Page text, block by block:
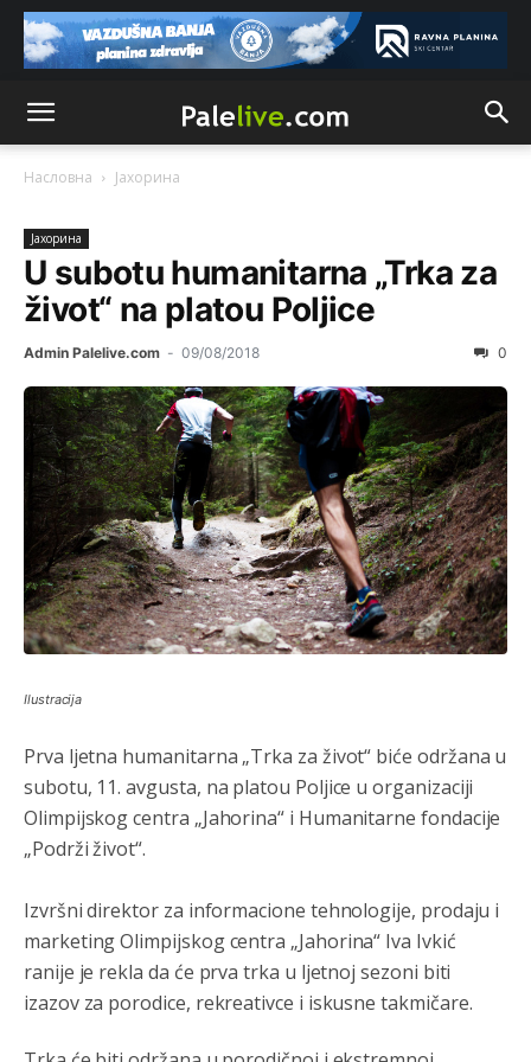
Насловна Јахорина
Јахорина
U subotu humanitarna „Trka za
život“ na platou Poljice
Admin Palelive.com - 09/08/2018 0
Ilustracija
Prva ljetna humanitarna „Trka za život“ biće održana u
subotu, 11. avgusta, na platou Poljice u organizaciji
Olimpijskog centra „Jahorina“ i Humanitarne fondacije
„Podrži život“.
Izvršni direktor za informacione tehnologije, prodaju i
marketing Olimpijskog centra „Jahorina“ Iva Ivkić
ranije je rekla da će prva trka u ljetnoj sezoni biti
izazov za porodice, rekreativce i iskusne takmičare.
Анонимно2810587 8/7/2026 11:21
O kako su cudni lvi ljudi,uzeli bi sve da mogu...a ja srce
Анонимно2810587 8/7/2026 11:24
Nije u svijetu problem,nahraniti siromasnd,kako nahraniti
bogate!?
Анонимно2810587 8/7/2026 11:26